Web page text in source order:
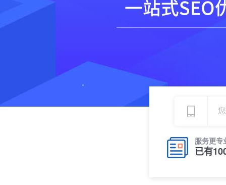
服务更专
已有